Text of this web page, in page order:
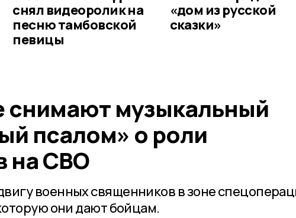
снял видеоролик на
песню тамбовской
певицы
«дом из русской
сказки»
снимают музыкальный
псалом» о роли
на СВО
военных священников в зоне
они дают бойцам.